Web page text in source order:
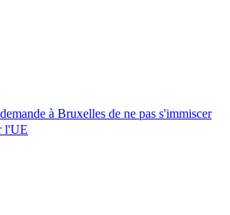
à Bruxelles de ne pas s'immiscer
l'UE